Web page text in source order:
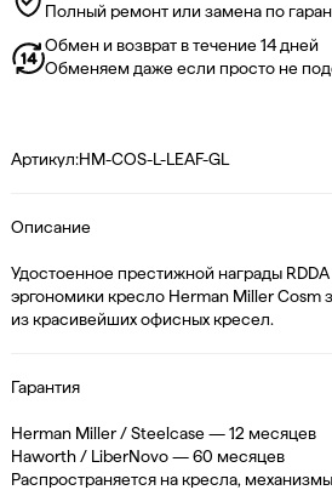
Полный ремонт или замена по
Обмен и возврат в течение 14 дней
Обменяем даже если просто не
Артикул:HM-COS-L-LEAF-GL
Описание
Удостоенное престижной награды
эргономики кресло Herman Miller Cosm
из красивейших офисных кресел.
Гарантия
Herman Miller / Steelcase — 12 месяцев
Haworth / LiberNovo — 60 месяцев
Распространяется на кресла,